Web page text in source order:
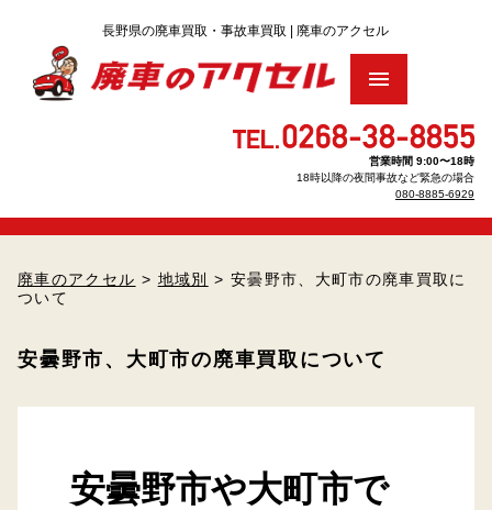
廃車手続きについて
廃車・解体Q＆A
パーツのお見積もり
営業時間 9:00〜18時
18時以降の夜間事故など緊急の場合
080-8885-6929
廃車のアクセル > 地域別
> 安曇野市、大町市の廃車買取に
ついて
安曇野市、大町市の廃車買取について
安曇野市や大町市で